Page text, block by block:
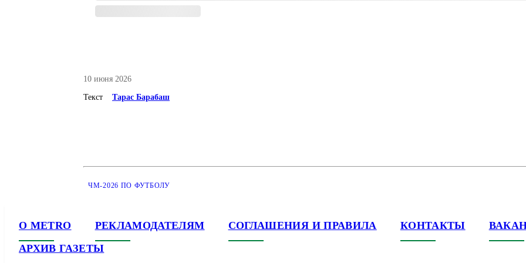
10 июня 2026
Текст Тарас Барабаш
ЧМ-2026 ПО ФУТБОЛУ
О METRO РЕКЛАМОДАТЕЛЯМ СОГЛАШЕНИЯ И ПРАВИЛА КОНТАКТЫ
АРХИВ ГАЗЕТЫ